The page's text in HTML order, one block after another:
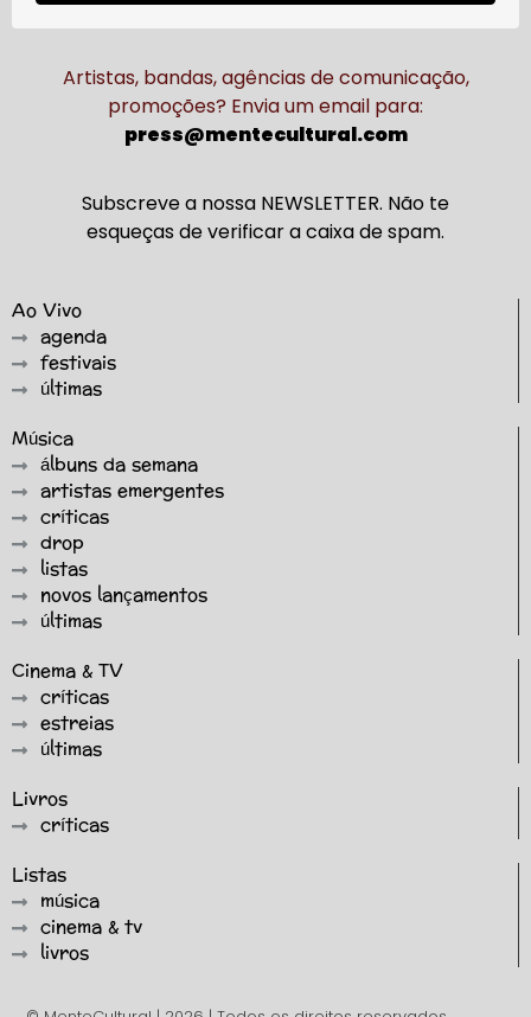
Artistas, bandas, agências de comunicação,
promoções? Envia um email para:
press@mentecultural.com
Subscreve a nossa NEWSLETTER. Não te
esqueças de verificar a caixa de spam.
Ao Vivo
agenda
festivais
últimas
Música
álbuns da semana
artistas emergentes
críticas
drop
listas
novos lançamentos
últimas
Cinema & TV
críticas
estreias
últimas
Livros
críticas
Listas
música
cinema & tv
livros